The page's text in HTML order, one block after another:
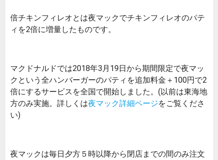
倍チキンフィレオとは夜マックでチキンフィレオのパテ
ィを2倍に増量したものです。
マクドナルドでは2018年3月19日から期間限定で夜マッ
クという全ハンバーガーのパティを追加料金＋100円で2
倍にするサービスを全国で開始しました。(以前は東海地
方のみ実施。詳しくは夜マック詳細ページをご覧くださ
い)
夜マックは毎日夕方５時以降から閉店までの間のみ注文